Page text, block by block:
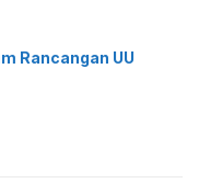
Rancangan UU